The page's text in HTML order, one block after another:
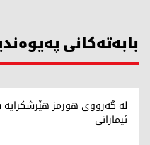
بابەتەکانی
لە گەرووی هورمز
ئیماراتی